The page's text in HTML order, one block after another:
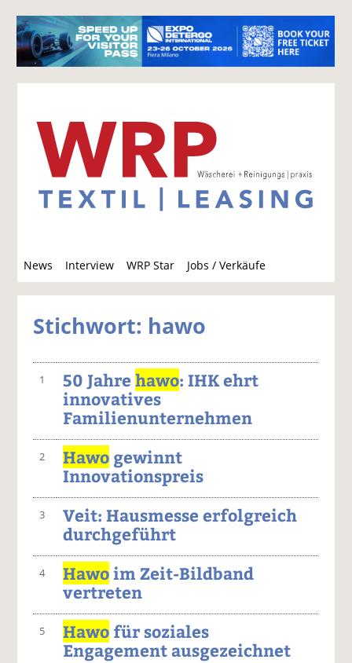
News Interview WRP Star Jobs / Verkäufe
u
c
Stichwort: hawo
1 50 Jahrehawo: IHK ehrt
innovatives
Familienunternehmen
2 Hawo gewinnt
Innovationspreis
3
Veit: Hausmesse erfolgreich
durchgeführt
4 Hawoim Zeit-Bildband
vertreten
5 Hawo für soziales
Engagement ausgezeichnet